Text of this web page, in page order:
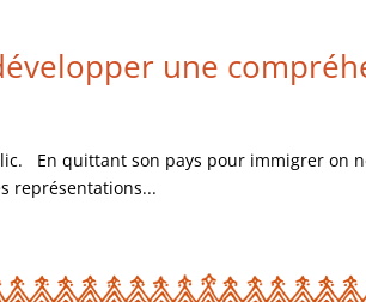
une
En quittant son pays pour immigrer on
représentations...